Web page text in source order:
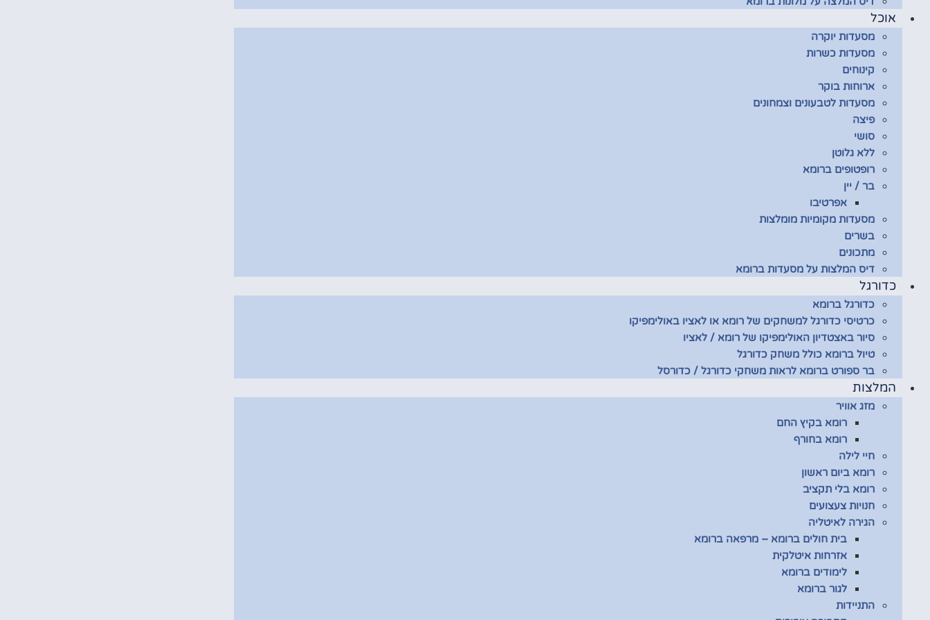
אוכל
מסעדות יוקרה
מסעדות כשרות
קינוחים
ארוחות בוקר
מסעדות לטבעונים וצמחונים
פיצה
סושי
ללא גלוטן
רופטופים ברומא
בר / יין
אפרטיבו
מסעדות מקומיות מומלצות
בשרים
מתכונים
דיס המלצות על מסעדות ברומא
כדורגל
כדורגל ברומא
כרטיסי כדורגל למשחקים של רומא או לאציו באולימפיקו
סיור באצטדיון האולימפיקו של רומא / לאציו
טיול ברומא כולל משחק כדורגל
בר ספורט ברומא לראות משחקי כדורגל / כדורסל
המלצות
מזג אוויר
רומא בקיץ החם
רומא בחורף
חיי לילה
רומא ביום ראשון
רומא בלי תקציב
חנויות צעצועים
הגירה לאיטליה
בית חולים ברומא – מרפאה ברומא
אזרחות איטלקית
לימודים ברומא
לגור ברומא
התניידות